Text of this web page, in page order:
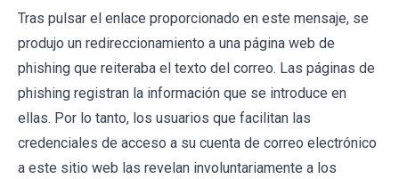
Tras pulsar el enlace proporcionado en este mensaje, se
produjo un redireccionamiento a una página web de
phishing que reiteraba el texto del correo. Las páginas de
phishing registran la información que se introduce en
ellas. Por lo tanto, los usuarios que facilitan las
credenciales de acceso a su cuenta de correo electrónico
a este sitio web las revelan involuntariamente a los